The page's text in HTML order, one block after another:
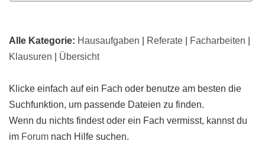
Alle Kategorie: Hausaufgaben Referate Facharbeiten
Klausuren
Übersicht
Klicke einfach auf ein Fach oder benutze am besten die
Suchfunktion, um passende Dateien zu finden.
Wenn du nichts findest oder ein Fach vermisst, kannst du
im Forum nach Hilfe suchen.